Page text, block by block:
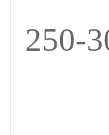
250-